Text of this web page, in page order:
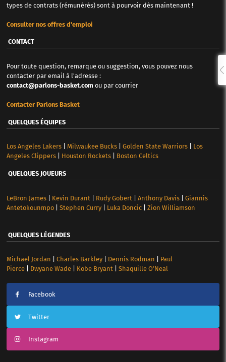
types de contrats (rémunérés) sont à pourvoir dès maintenant !
Consulter nos offres d'emploi
CONTACT
Pour toute question, remarque ou suggestion, vous pouvez nous
contacter par email à l'adresse :
contact@parlons-basket.com ou par courrier
Contacter Parlons Basket
QUELQUES ÉQUIPES
Los Angeles Lakers| Milwaukee Bucks| Golden State Warriors| Los
Angeles Clippers| Houston Rockets| Boston Celtics
QUELQUES JOUEURS
LeBron James| Kevin Durant Rudy Gobert Anthony Davis| Giannis
Antetokounmpo| Stephen Curry| Luka Doncic| Zion Williamson
QUELQUES LÉGENDES
Michael Jordan Charles Barkley| Dennis Rodman
Paul
Pierce| Dwyane Wade| Kobe Bryant| Shaquille O’Neal
Facebook
Twitter
Instagram